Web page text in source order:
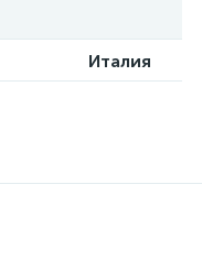
Италия